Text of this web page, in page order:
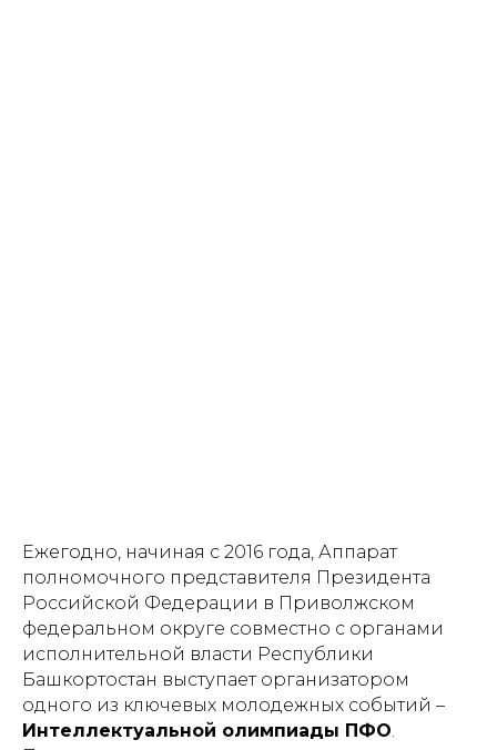
Ежегодно, начиная с 2016 года, Аппарат
полномочного представителя Президента
Российской Федерации в Приволжском
федеральном округе совместно с органами
исполнительной власти Республики
Башкортостан выступает организатором
одного из ключевых молодежных событий –
Интеллектуальной олимпиады ПФО